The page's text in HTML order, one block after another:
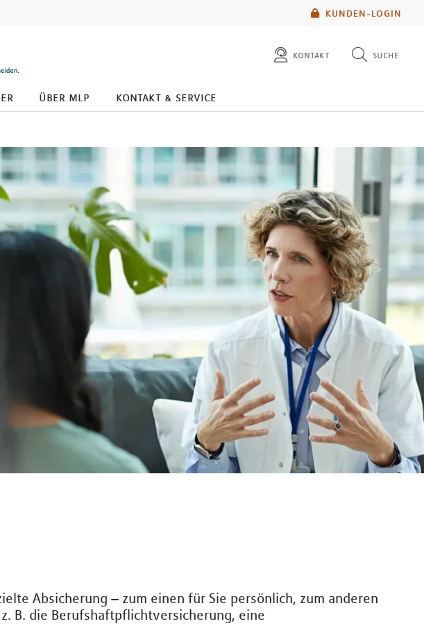
KUNDEN-LOGIN
kontakt suche
über mlp kontakt & service
Absicherung – zum einen für Sie persönlich, zum anderen
B. die Berufshaftpflichtversicherung, eine